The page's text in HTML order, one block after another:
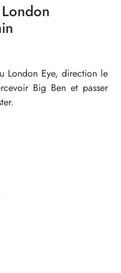
London Eye, direction le
Big Ben et passer